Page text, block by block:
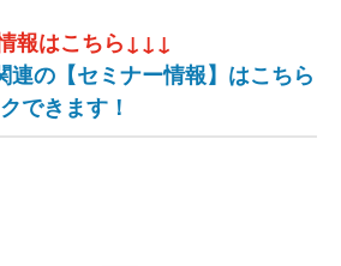
報はこちら↓↓↓
の【セミナー情報】はこちら
できます！